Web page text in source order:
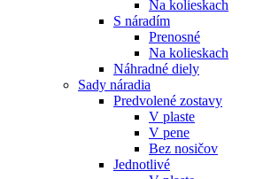
Na kolieskach
S náradím
Prenosné
Na kolieskach
Náhradné diely
Sady náradia
Predvolené zostavy
V plaste
V pene
Bez nosičov
Jednotlivé